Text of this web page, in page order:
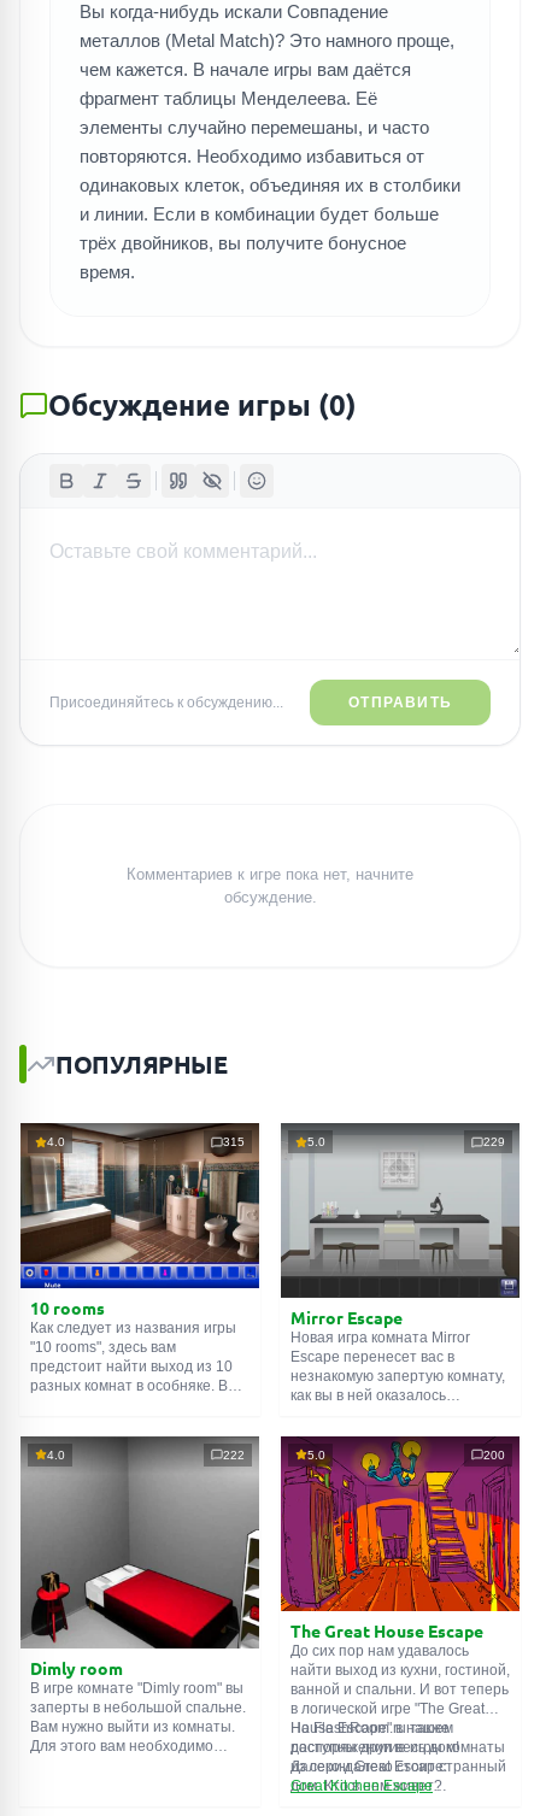
Вы когда-нибудь искали Совпадение
металлов (Metal Match)? Это намного проще,
чем кажется. В начале игры вам даётся
фрагмент таблицы Менделеева. Её
элементы случайно перемешаны, и часто
повторяются. Необходимо избавиться от
одинаковых клеток, объединяя их в столбики
и линии. Если в комбинации будет больше
трёх двойников, вы получите бонусное
время.
Обсуждение игры (0)
Присоединяйтесь к обсуждению... ОТПРАВИТЬ
Комментариев к игре пока нет, начните
обсуждение.
ПОПУЛЯРНЫЕ
4.0 315
10 rooms
Как следует из названия игры
"10 rooms", здесь вам
предстоит найти выход из 10
разных комнат в особняке. В
их, чтобы выйти. Выход из
одной комнаты является
5.0 229
Mirror Escape
Новая игра комната Mirror
Escape перенесет вас в
незнакомую запертую комнату,
как вы в ней оказалось
смекалки попробуйте решить
все, приготовленные авторами
для вас, головоломки и найти
выход на свободу.
Внимательно осмотрите
помещение, возможно вы
сможете найти какие-нибудь
подсказки. Желаем удачи!
4.0 222
Dimly room
В игре комнате "Dimly room" вы
заперты в небольшой спальне.
Вам нужно выйти из комнаты.
Для этого вам необходимо
5.0 200
The Great House Escape
До сих пор нам удавалось
найти выход из кухни, гостиной,
ванной и спальни. И вот теперь
в логической игре "The Great
House Escape" в нашем
распоряжении весь дом!
Далеко-далеко стоит странный
дом. Кто в нем живет?
На FlashRoom.ru также
доступны другие игры комнаты
из серии Great Escape:
Great Kitchen Escape